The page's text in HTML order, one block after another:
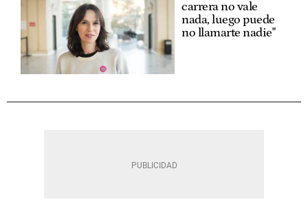
carrera no vale
nada, luego puede
no llamarte nadie"